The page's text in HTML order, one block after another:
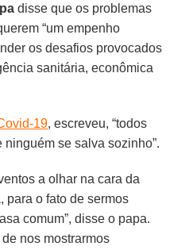
disse que os problemas
“um empenho
os desafios provocados
sanitária, econômica
19, escreveu, “todos
se salva sozinho”.
a olhar na cara da
para o fato de sermos
comum”, disse o papa.
nos mostrarmos